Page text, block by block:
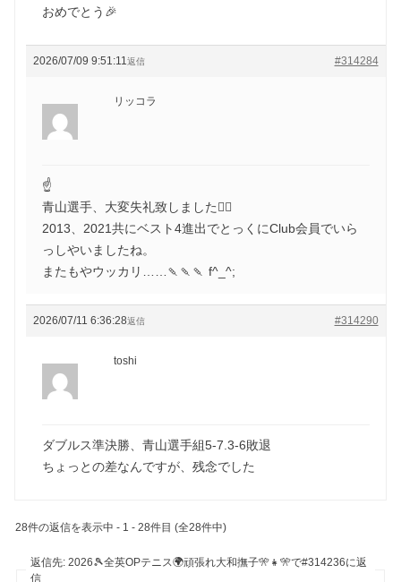
おめでとう🎉
2026/07/09 9:51:11 #314284
返信
リッコラ
☝️
青山選手、大変失礼致しました🙇‍♀️
2013、2021共にベスト4進出でとっくにClub会員でいら
っしやいましたね。
またもやウッカリ……🍡🍡🍡 f^_^;
2026/07/11 6:36:28 #314290
返信
toshi
ダブルス準決勝、青山選手組5-7.3-6敗退
ちょっとの差なんですが、残念でした
28件の返信を表示中 - 1 - 28件目 (全28件中)
返信先: 2026🎾全英OPテニス🌍頑張れ大和撫子🎌👧🎌で#314236に返
信